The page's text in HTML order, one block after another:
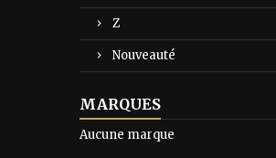
Z
Nouveauté
MARQUES
Aucune marque